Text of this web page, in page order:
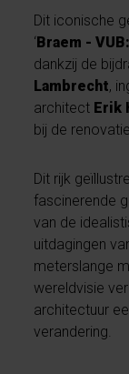
Dit iconische
‘Braem -
dankzij de
Lambrecht,
architect Erik
bij de
Dit rijk
fascinerende
van de
uitdagingen
meterslange
wereldvisie
architectuur
verandering.